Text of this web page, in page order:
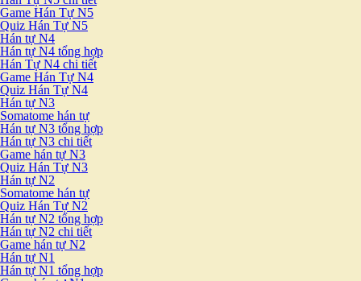
Game Hán Tự N5
Quiz Hán Tự N5
Hán tự N4
Hán tự N4 tổng hợp
Hán Tự N4 chi tiết
Game Hán Tự N4
Quiz Hán Tự N4
Hán tự N3
Somatome hán tự
Hán tự N3 tổng hợp
Hán tự N3 chi tiết
Game hán tự N3
Quiz Hán Tự N3
Hán tự N2
Somatome hán tự
Quiz Hán Tự N2
Hán tự N2 tổng hợp
Hán tự N2 chi tiết
Game hán tự N2
Hán tự N1
Hán tự N1 tổng hợp